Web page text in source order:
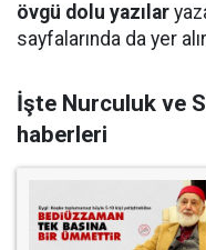
övgü dolu yazılar
sayfalarında da yer
İşte Nurculuk ve
haberleri